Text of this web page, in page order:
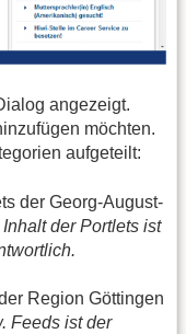
angezeigt.
möchten.
aufgeteilt:
der Georg-August-
der Portlets ist
Region Göttingen
Feeds ist der